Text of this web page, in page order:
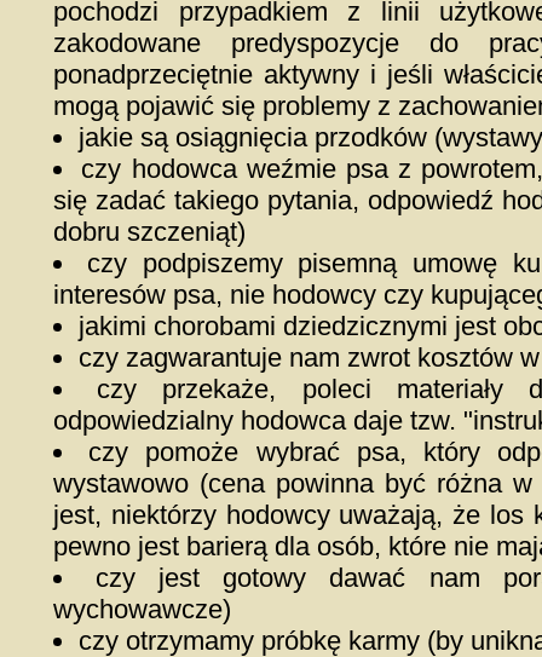
pochodzi przypadkiem z linii
zakodowane predyspozycje do
ponadprzeciętnie aktywny i jeśli
mogą pojawić się problemy z
jakie są osiągnięcia przodków
czy hodowca weźmie psa z
się zadać takiego pytania, odpowiedź
dobru szczeniąt)
czy podpiszemy pisemną umowę
interesów psa, nie hodowcy czy
jakimi chorobami dziedzicznymi jest
czy zagwarantuje nam zwrot kosztów
czy przekaże, poleci materiały
odpowiedzialny hodowca daje tzw.
czy pomoże wybrać psa, który
wystawowo (cena powinna być różna
jest, niektórzy hodowcy uważają, że los
pewno jest barierą dla osób, które nie
czy jest gotowy dawać nam
wychowawcze)
czy otrzymamy próbkę karmy (by